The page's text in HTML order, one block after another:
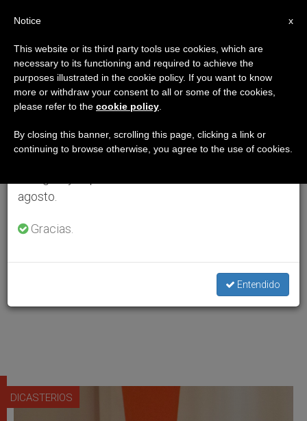
DICASTERIOS
×
Aviso importante
Del 27 de julio al 7 de agosto haremos la pausa
anual, aprovechando que en el periodo de verano
se generan menos informaciones y también el
agosto.
Gracias.
Entendido
x
Notice
This website or its third party tools use cookies, which are
necessary to its functioning and required to achieve the
purposes illustrated in the cookie policy. If you want to know
more or withdraw your consent to all or some of the cookies,
please refer to the cookie policy
By closing this banner, scrolling this page, clicking a link or
continuing to browse otherwise, you agree to the use of cookies.